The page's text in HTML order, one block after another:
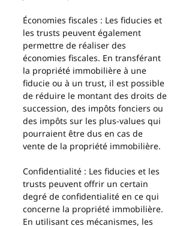
Économies fiscales : Les fiducies et
les trusts peuvent également
permettre de réaliser des
économies fiscales. En transférant
la propriété immobilière à une
fiducie ou à un trust, il est possible
de réduire le montant des droits de
succession, des impôts fonciers ou
des impôts sur les plus-values qui
pourraient être dus en cas de
vente de la propriété immobilière.
Confidentialité : Les fiducies et les
trusts peuvent offrir un certain
degré de confidentialité en ce qui
concerne la propriété immobilière.
En utilisant ces mécanismes, les